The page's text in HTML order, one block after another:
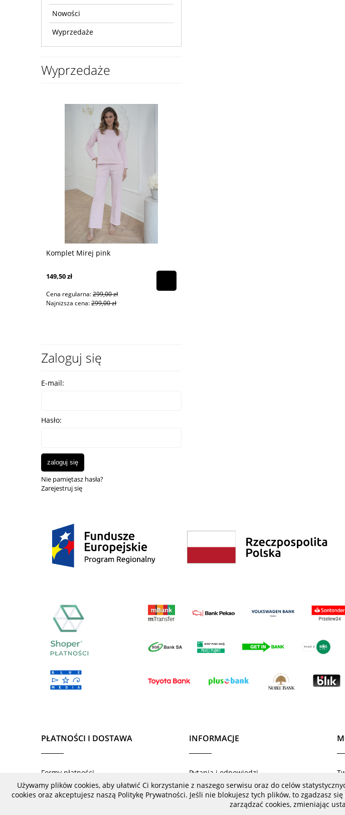
Nowości
Wyprzedaże
Wyprzedaże
Komplet Mirej pink
149,50 zł
Cena regularna:299,00 zł
Najniższa cena:299,00 zł
Zaloguj się
E-mail:
Hasło:
zaloguj się
Nie pamiętasz hasła?
Zarejestruj się
PŁATNOŚCI I DOSTAWA
Formy płatności
Czas i koszty dostawy
Czas realizacji zamówienia
INFORMACJE
Pytania i odpowiedzi
Zwroty produktów
Zwroty i reklamacje
Używamy plików cookies, aby ułatwić Ci korzystanie z naszego serwisu oraz do celów
cookies oraz akceptujesz naszą Politykę Prywatności. Jeśli nie blokujesz tych plików, to zgadzasz
zarządzać cookies, zmieniając